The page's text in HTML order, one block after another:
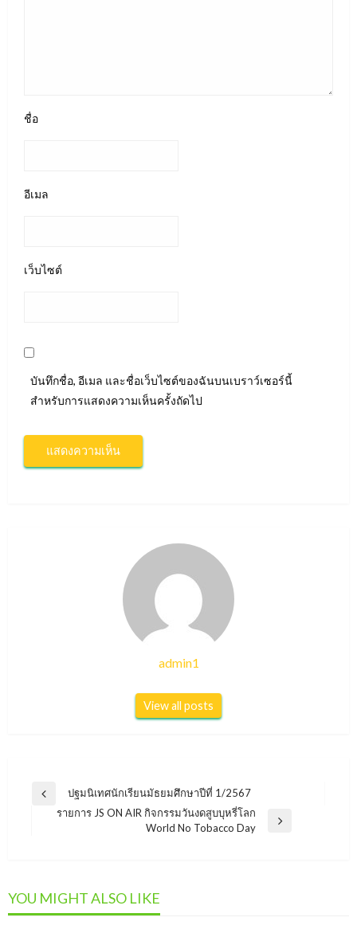
ชื่อ
อีเมล
เว็บไซต์
บันทึกชื่อ, อีเมล และชื่อเว็บไซต์ของฉันบนเบราว์เซอร์นี้
สำหรับการแสดงความเห็นครั้งถัดไป
admin1
View all posts
แนะแนว
เรื่อง
Previousปฐมนิเทศนักเรียนมัธยมศึกษาปีที่ 1/2567
รายการ JS ON AIR กิจกรรมวันงดสูบบุหรี่โลก
World No Tobacco Day
YOU MIGHT ALSO LIKE